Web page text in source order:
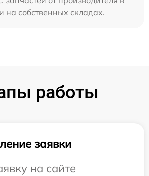
на собственных складах.
работы
заявки
на сайте